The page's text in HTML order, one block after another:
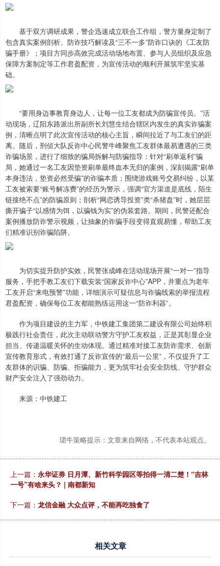
基于双方调研成果，警企迅速成立联合工作组，警方量身定制了
包含真实案例剖析、防诈技巧解读及“三不一多”防诈口诀的《工友防
骗手册》；项目方同步高效完成活动场地布置、参与人员组织及应急
保障方案制定等工作君盈配资，为宣传活动的顺利开展筑牢坚实基
础。
“要用身边事教育身边人，让每一位工友都成为防骗宣传员。”活
动现场，辽阳东路派出所副所长刘慧生结合辖区内发生的真实诈骗案
例，清晰点明了此次宣传活动的核心主旨，瞬间拉近了与工友们的距
离。随后，刑侦大队反诈中心民警牛峰聚焦工友群体最易遭遇的三类
诈骗场景，进行了细致的骗局拆解与防骗指导：针对“刷单返利”骗
局，她通过一名工友因垫资刷单最终血本无归的案例，深刻揭露“刷单
本身违法，垫资必然受骗”的诈骗本质；围绕游戏账号交易纠纷，以某
工友被索要“账号解冻费”的经历为警示，强调“官方渠道是底线，陌生
链接绝不点”的防骗原则；剖析“网恋诱导投资”类“杀猪盘”时，她层层
撕开骗子“以感情为饵，以骗钱为实”的伪装套路。期间，民警还配合
案例播放防诈警示视频，让抽象的诈骗手段变得直观易懂，帮助工友
们精准识别诈骗陷阱。
为切实提升防护实效，民警张成峰在活动现场开展“一对一”指导
服务，手把手教工友们下载安装“国家反诈中心”APP，并重点为老年
工友开启“来电预警”功能，详细演示可疑信息与诈骗线索的举报流程
君盈配资，确保每位工友都能熟练运用这一“防诈利器”。
作为项目建设的主力军，中铁建工集团第二建设有限公司始终积
极践行社会责任，此次主动联动警方守护工友权益，正是其彰显企业
担当、传递温暖关怀的生动体现。通过精准对接工友防诈需求、创新
宣传教育形式，有效打通了反诈宣传的“最后一公里”，不仅提升了工
友群体的识骗、防骗、拒骗能力，更为筑牢社会安全防线、守护群众
财产安全注入了强劲动力。
来源：中铁建工
珺牛策略提示：文章来自网络，不代表本站观点。
上一篇： 永华证券 日月潭、新竹科学园区等拍得一清二楚！“吉林
一号”有啥来头？ | 南都新知
下一篇： 龙信金融 大众点评，不能再吃独食了
相关文章